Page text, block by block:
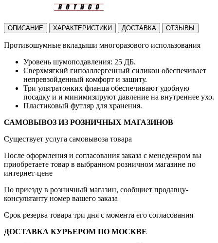
ОПИСАНИЕ ХАРАКТЕРИСТИКИ ДОСТАВКА ОТЗЫВЫ
Противошумные вкладыши многоразового использования
Уровень шумоподавления: 25 ДБ.
Сверхмягкий гипоаллергенный силикон обеспечивает
непревзойденный комфорт и защиту.
Три ультратонких фланца обеспечивают удобную
посадку и и минимизируют давление на внутреннее ухо.
Пластиковый футляр для хранения.
САМОВЫВОЗ ИЗ РОЗНИЧНЫХ МАГАЗИНОВ
Существует услуга самовывоза товара
После оформления и согласования заказа с менедежром вы
приобретаете товар в выбранном розничном магазине по
интернет-цене
По приезду в розничный магазин, сообщиет продавцу-
консультанту номер вашего заказа
Срок резерва товара три дня с момента его согласования
ДОСТАВКА КУРЬЕРОМ ПО МОСКВЕ